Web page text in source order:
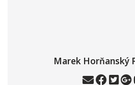
Marek Horňanský